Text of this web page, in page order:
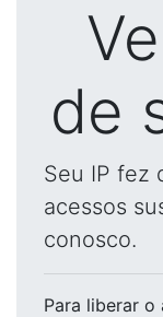
de
Seu IP fez
acessos
conosco.
Para liberar o